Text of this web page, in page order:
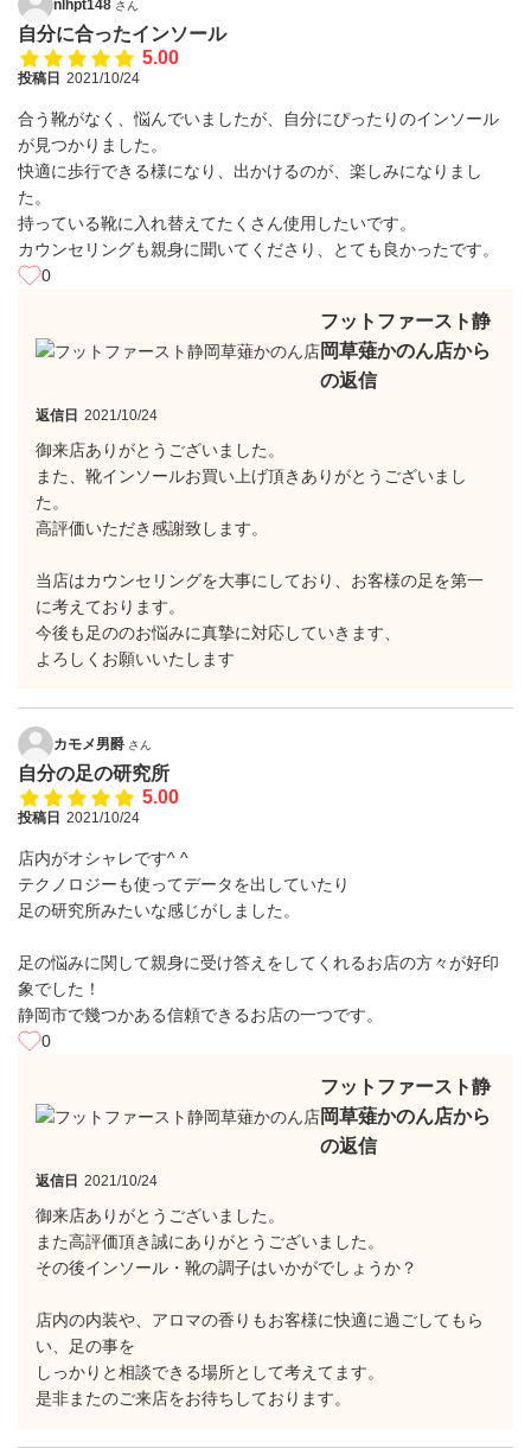
nlhpt148 さん
自分に合ったインソール
5.00
投稿日 2021/10/24
合う靴がなく、悩んでいましたが、自分にぴったりのインソール
が見つかりました。
快適に歩行できる様になり、出かけるのが、楽しみになりまし
た。
持っている靴に入れ替えてたくさん使用したいです。
カウンセリングも親身に聞いてくださり、とても良かったです。
0
フットファースト静
岡草薙かのん店から
の返信
返信日 2021/10/24
御来店ありがとうございました。
また、靴インソールお買い上げ頂きありがとうございまし
た。
高評価いただき感謝致します。
当店はカウンセリングを大事にしており、お客様の足を第一
に考えております。
今後も足ののお悩みに真摯に対応していきます、
よろしくお願いいたします
カモメ男爵 さん
自分の足の研究所
5.00
投稿日 2021/10/24
店内がオシャレです^ ^
テクノロジーも使ってデータを出していたり
足の研究所みたいな感じがしました。
足の悩みに関して親身に受け答えをしてくれるお店の方々が好印
象でした！
静岡市で幾つかある信頼できるお店の一つです。
0
フットファースト静
岡草薙かのん店から
の返信
返信日 2021/10/24
御来店ありがとうございました。
また高評価頂き誠にありがとうございました。
その後インソール・靴の調子はいかがでしょうか？
店内の内装や、アロマの香りもお客様に快適に過ごしてもら
い、足の事を
しっかりと相談できる場所として考えてます。
是非またのご来店をお待ちしております。